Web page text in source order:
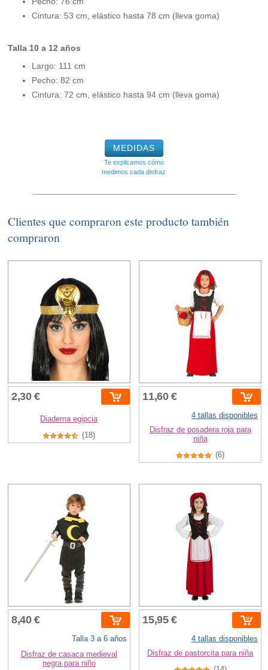
Cintura: 53 cm, elástico hasta 78 cm (lleva goma)
Talla 10 a 12 años
Largo: 111 cm
Pecho: 82 cm
Cintura: 72 cm, elástico hasta 94 cm (lleva goma)
MEDIDAS
Te explicamos cómo
medimos cada disfraz
Clientes que compraron este producto también
compraron
2,30 €
Diadema egipcia
(18)
11,60 €
4 tallas disponibles
Disfraz de posadera roja para
niña
(6)
8,40 €
Talla 3 a 6 años
Disfraz de casaca medieval
negra para niño
15,95 €
4 tallas disponibles
Disfraz de pastorcita para niña